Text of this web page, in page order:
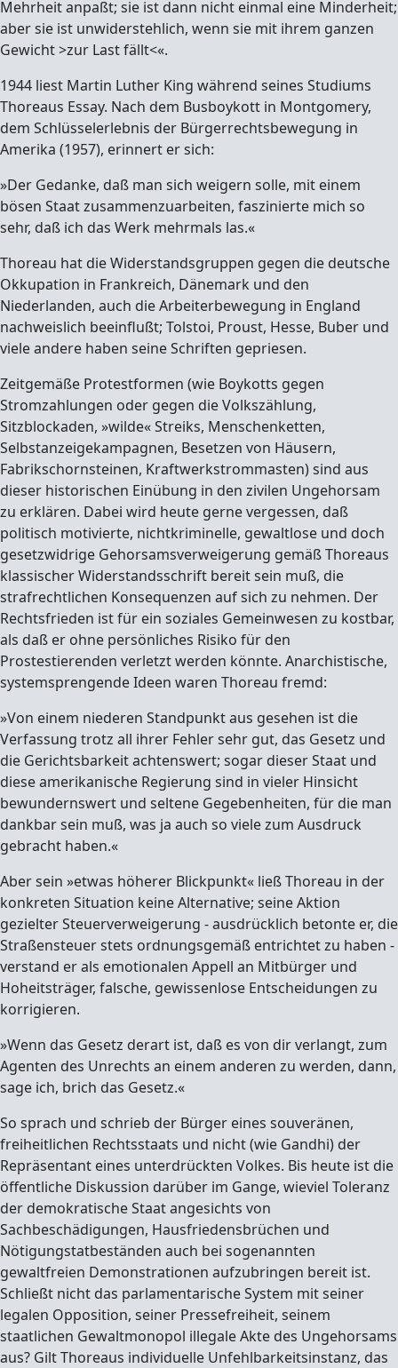
Mehrheit anpaßt; sie ist dann nicht einmal eine Minderheit;
aber sie ist unwiderstehlich, wenn sie mit ihrem ganzen
Gewicht >zur Last fällt<«.
1944 liest Martin Luther King während seines Studiums
Thoreaus Essay. Nach dem Busboykott in Montgomery,
dem Schlüsselerlebnis der Bürgerrechtsbewegung in
Amerika (1957), erinnert er sich:
»Der Gedanke, daß man sich weigern solle, mit einem
bösen Staat zusammenzuarbeiten, faszinierte mich so
sehr, daß ich das Werk mehrmals las.«
Thoreau hat die Widerstandsgruppen gegen die deutsche
Okkupation in Frankreich, Dänemark und den
Niederlanden, auch die Arbeiterbewegung in England
nachweislich beeinflußt; Tolstoi, Proust, Hesse, Buber und
viele andere haben seine Schriften gepriesen.
Zeitgemäße Protestformen (wie Boykotts gegen
Stromzahlungen oder gegen die Volkszählung,
Sitzblockaden, »wilde« Streiks, Menschenketten,
Selbstanzeigekampagnen, Besetzen von Häusern,
Fabrikschornsteinen, Kraftwerkstrommasten) sind aus
dieser historischen Einübung in den zivilen Ungehorsam
zu erklären. Dabei wird heute gerne vergessen, daß
politisch motivierte, nichtkriminelle, gewaltlose und doch
gesetzwidrige Gehorsamsverweigerung gemäß Thoreaus
klassischer Widerstandsschrift bereit sein muß, die
strafrechtlichen Konsequenzen auf sich zu nehmen. Der
Rechtsfrieden ist für ein soziales Gemeinwesen zu kostbar,
als daß er ohne persönliches Risiko für den
Prostestierenden verletzt werden könnte. Anarchistische,
systemsprengende Ideen waren Thoreau fremd:
»Von einem niederen Standpunkt aus gesehen ist die
Verfassung trotz all ihrer Fehler sehr gut, das Gesetz und
die Gerichtsbarkeit achtenswert; sogar dieser Staat und
diese amerikanische Regierung sind in vieler Hinsicht
bewundernswert und seltene Gegebenheiten, für die man
dankbar sein muß, was ja auch so viele zum Ausdruck
gebracht haben.«
Aber sein »etwas höherer Blickpunkt« ließ Thoreau in der
konkreten Situation keine Alternative; seine Aktion
gezielter Steuerverweigerung - ausdrücklich betonte er, die
Straßensteuer stets ordnungsgemäß entrichtet zu haben -
verstand er als emotionalen Appell an Mitbürger und
Hoheitsträger, falsche, gewissenlose Entscheidungen zu
korrigieren.
»Wenn das Gesetz derart ist, daß es von dir verlangt, zum
Agenten des Unrechts an einem anderen zu werden, dann,
sage ich, brich das Gesetz.«
So sprach und schrieb der Bürger eines souveränen,
freiheitlichen Rechtsstaats und nicht (wie Gandhi) der
Repräsentant eines unterdrückten Volkes. Bis heute ist die
öffentliche Diskussion darüber im Gange, wieviel Toleranz
der demokratische Staat angesichts von
Sachbeschädigungen, Hausfriedensbrüchen und
Nötigungstatbeständen auch bei sogenannten
gewaltfreien Demonstrationen aufzubringen bereit ist.
Schließt nicht das parlamentarische System mit seiner
legalen Opposition, seiner Pressefreiheit, seinem
staatlichen Gewaltmonopol illegale Akte des Ungehorsams
aus? Gilt Thoreaus individuelle Unfehlbarkeitsinstanz, das